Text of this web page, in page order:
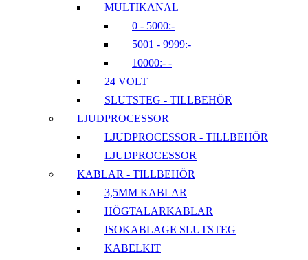
MULTIKANAL
0 - 5000:-
5001 - 9999:-
10000:- -
24 VOLT
SLUTSTEG - TILLBEHÖR
LJUDPROCESSOR
LJUDPROCESSOR - TILLBEHÖR
LJUDPROCESSOR
KABLAR - TILLBEHÖR
3,5MM KABLAR
HÖGTALARKABLAR
ISOKABLAGE SLUTSTEG
KABELKIT